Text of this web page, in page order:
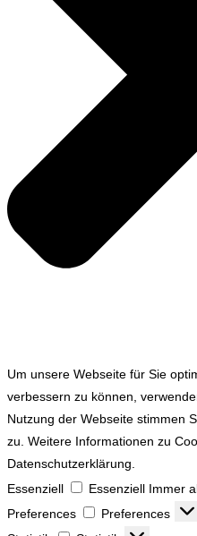
Um unsere Webseite für Sie
verbessern zu können,
Nutzung der Webseite stimmen
zu. Weitere Informationen zu
Datenschutzerklärung.
Essenziell
Essenziell Immer
Preferences
Preferences